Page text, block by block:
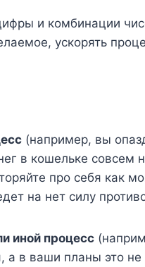
и комбинации
ускорять
(например, вы
в кошельке совсем
про себя как
на нет силу
иной процесс
а в ваши планы это не